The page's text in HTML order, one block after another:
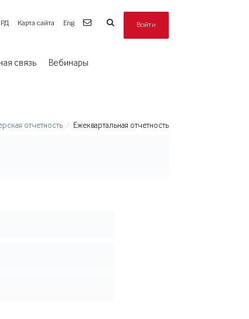
Карта сайта Eng Войти
связь Вебинары
отчетность Ежеквартальная отчетность